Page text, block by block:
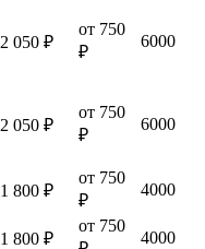
2 050 ₽
от 750
₽
6000
2 050 ₽
от 750
₽
6000
1 800 ₽
от 750
₽
4000
1 800 ₽
от 750
4000